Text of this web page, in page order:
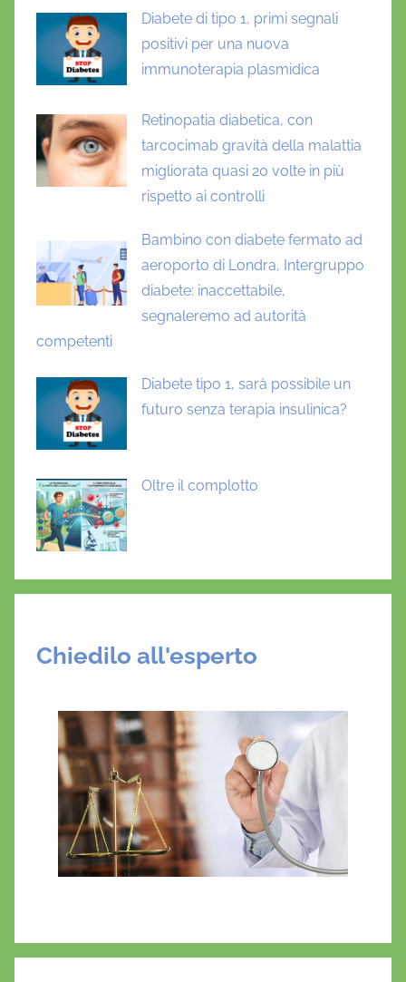
Diabete di tipo 1, primi segnali
positivi per una nuova
immunoterapia plasmidica
Retinopatia diabetica, con
tarcocimab gravità della malattia
migliorata quasi 20 volte in più
rispetto ai controlli
Bambino con diabete fermato ad
aeroporto di Londra, Intergruppo
diabete: inaccettabile,
segnaleremo ad autorità
competenti
Diabete tipo 1, sarà possibile un
futuro senza terapia insulinica?
Oltre il complotto
Chiedilo all'esperto